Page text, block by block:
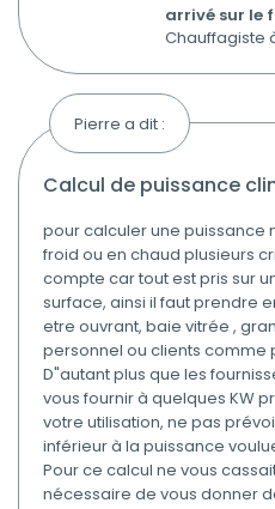
arrivé sur le
Chauffagiste
Pierre a dit :
calcul de puissance
pour calculer une puissance
froid ou en chaud plusieurs
compte car tout est pris sur
surface, ainsi il faut prendre
etre ouvrant, baie vitrée ,
personnel ou clients comme
D"autant plus que les
vous fournir à quelques KW
votre utilisation, ne pas
inférieur à la puissance
Pour ce calcul ne vous
nécessaire de vous donner